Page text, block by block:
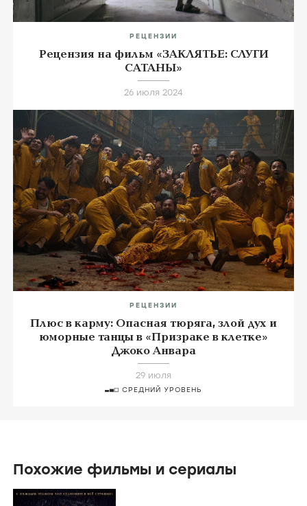
РЕЦЕНЗИИ
Рецензия на фильм «ЗАКЛЯТЬЕ: СЛУГИ
САТАНЫ»
26 июля 2024
РЕЦЕНЗИИ
Плюс в карму: Опасная тюряга, злой дух и
юморные танцы в «Призраке в клетке»
Джоко Анвара
29 июля
СРЕДНИЙ УРОВЕНЬ
Похожие фильмы и сериалы